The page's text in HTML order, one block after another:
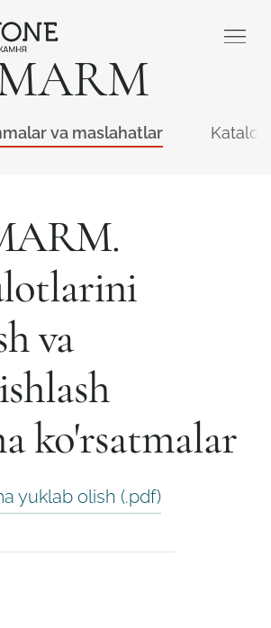
va maslahatlar
va
ko'rsatmalar
yuklab olish (.pdf)
faoliyat yuritasiz?
ishlov